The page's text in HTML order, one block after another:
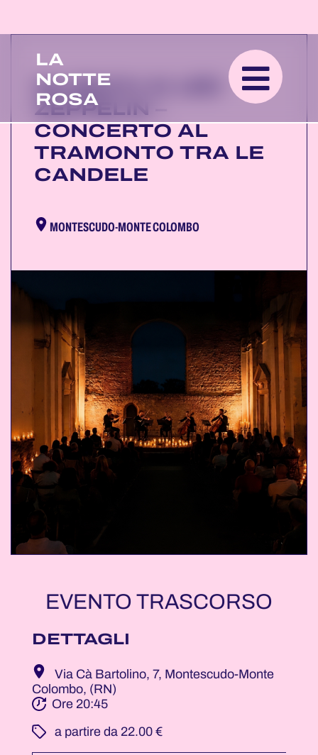
LA
NOTTE
ROSA
DA BACH AI LED
ZEPPELIN –
CONCERTO AL
TRAMONTO TRA LE
CANDELE
MONTESCUDO-MONTE COLOMBO
EVENTO TRASCORSO
DETTAGLI
Via Cà Bartolino, 7, Montescudo-Monte
Colombo, (RN)
Ore 20:45
­ a partire da 22.00 €